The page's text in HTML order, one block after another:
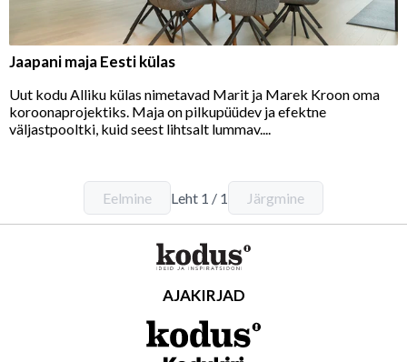
Jaapani maja Eesti külas
Uut kodu Alliku külas nimetavad Marit ja Marek Kroon oma
koroonaprojektiks. Maja on pilkupüüdev ja efektne
väljastpooltki, kuid seest lihtsalt lummav....
Eelmine Leht 1 / 1 Järgmine
AJAKIRJAD